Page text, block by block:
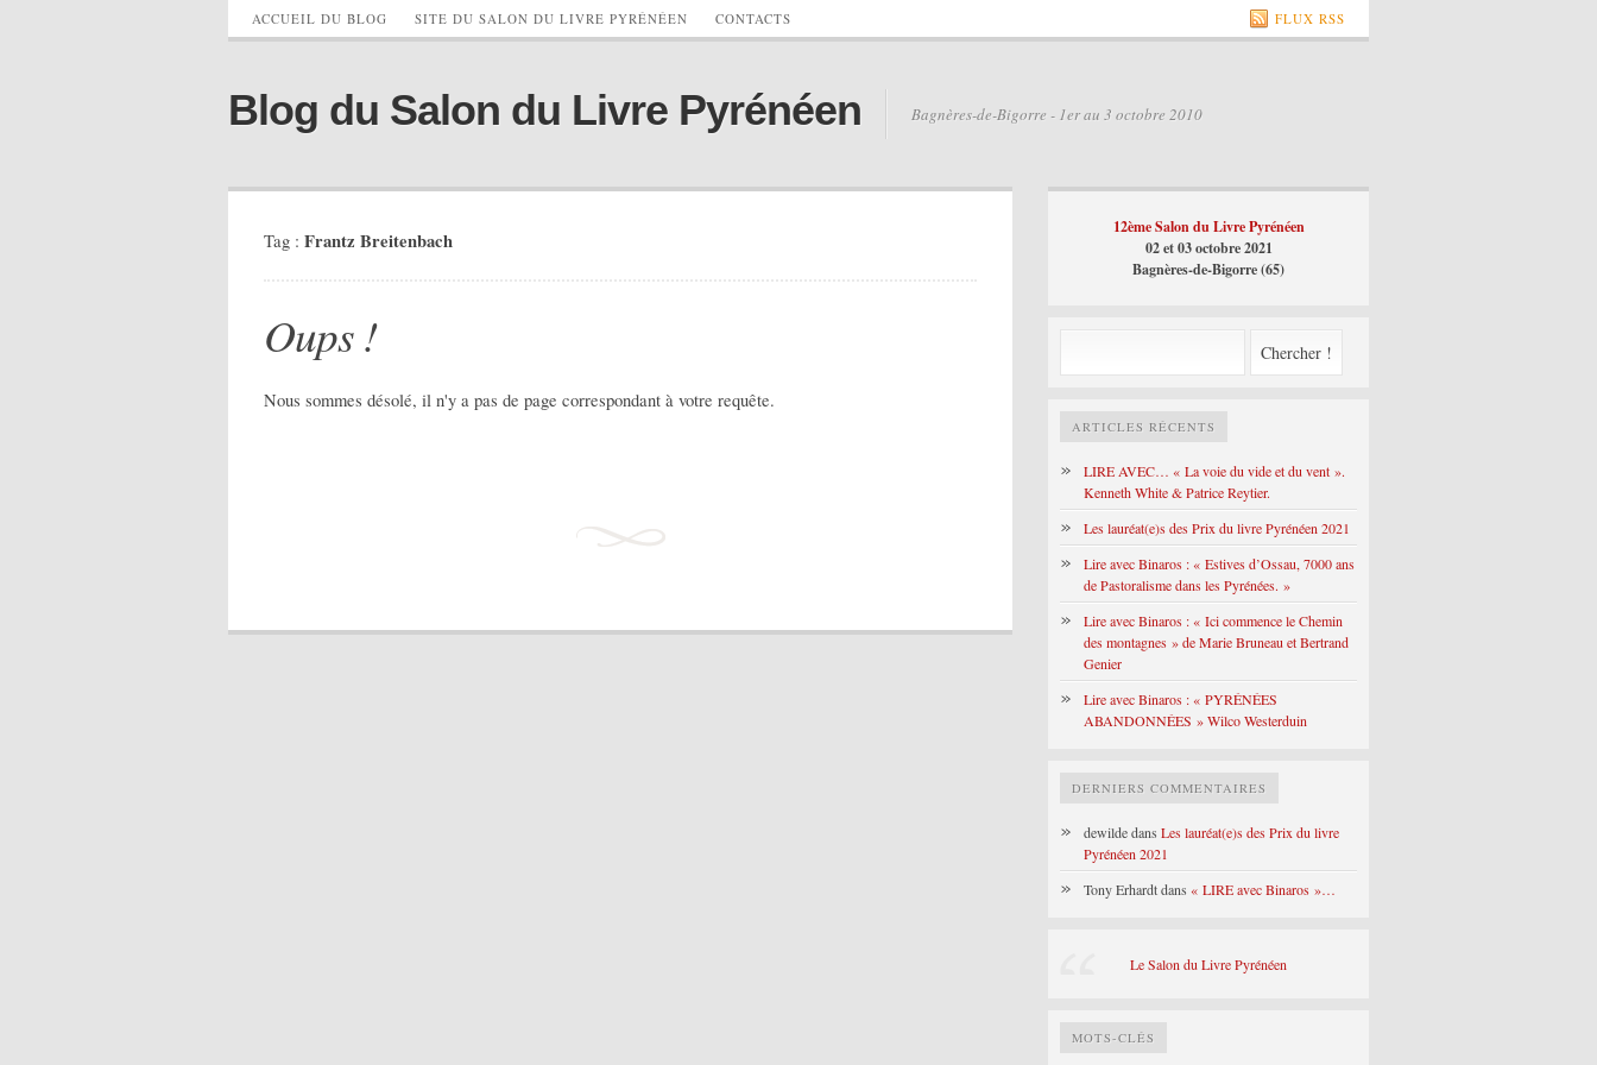
FLUX RSS
ACCUEIL DU BLOG SITE DU SALON DU LIVRE PYRÉNÉEN CONTACTS
Blog du Salon du Livre Pyrénéen Bagnères-de-Bigorre - 1er au 3 octobre 2010
Tag : Frantz Breitenbach
Oups !
Nous sommes désolé, il n'y a pas de page correspondant à votre requête.
12ème Salon du Livre Pyrénéen
02 et 03 octobre 2021
Bagnères-de-Bigorre (65)
ARTICLES RÉCENTS
LIRE AVEC… « La voie du vide et du vent ».
Kenneth White & Patrice Reytier.
Les lauréat(e)s des Prix du livre Pyrénéen 2021
Lire avec Binaros : « Estives d’Ossau, 7000 ans
de Pastoralisme dans les Pyrénées. »
Lire avec Binaros : « Ici commence le Chemin
des montagnes » de Marie Bruneau et Bertrand
Genier
Lire avec Binaros : « PYRÉNÉES
ABANDONNÉES » Wilco Westerduin
DERNIERS COMMENTAIRES
dewildedans Les lauréat(e)s des Prix du livre
Pyrénéen 2021
Tony Erhardtdans « LIRE avec Binaros »…
Le Salon du Livre Pyrénéen
MOTS-CLÉS